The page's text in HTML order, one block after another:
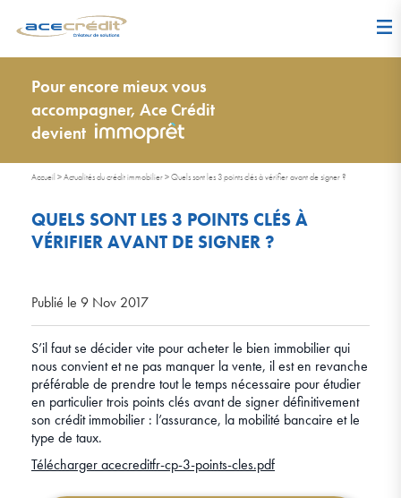
Pour encore mieux vous
accompagner, Ace Crédit
devient
Accueil >Actualités du crédit immobilier>Quels sont les 3 points clés à vérifier avant de signer ?
QUELS SONT LES 3 POINTS CLÉS À
VÉRIFIER AVANT DE SIGNER ?
Publié le 9 Nov 2017
S’il faut se décider vite pour acheter le bien immobilier qui
nous convient et ne pas manquer la vente, il est en revanche
préférable de prendre tout le temps nécessaire pour étudier
en particulier trois points clés avant de signer définitivement
son crédit immobilier : l’assurance, la mobilité bancaire et le
type de taux.
Télécharger acecreditfr-cp-3-points-cles.pdf